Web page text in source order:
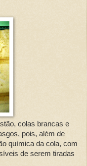
colas brancas e
pois, além de
química da cola, com
de serem tiradas